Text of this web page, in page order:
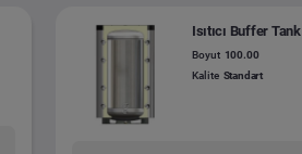
Isıtıcı Buffer Tank
Boyut 100.00
Kalite Standart